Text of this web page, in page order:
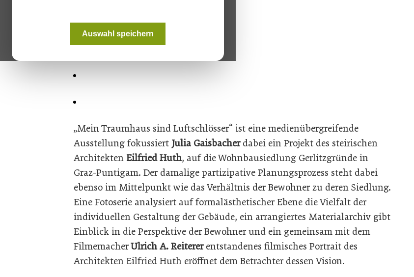
Auswahl speichern
„Mein Traumhaus sind Luftschlösser“ ist eine medienübergreifende
Ausstellung fokussiert Julia Gaisbacherdabei ein Projekt des steirischen
Architekten Eilfried Huth, auf die Wohnbausiedlung Gerlitzgründe in
Graz-Puntigam. Der damalige partizipative Planungsprozess steht dabei
ebenso im Mittelpunkt wie das Verhältnis der Bewohner zu deren Siedlung.
Eine Fotoserie analysiert auf formalästhetischer Ebene die Vielfalt der
individuellen Gestaltung der Gebäude, ein arrangiertes Materialarchiv gibt
Einblick in die Perspektive der Bewohner und ein gemeinsam mit dem
FilmemacherUlrich A. Reitererentstandenes filmisches Portrait des
Architekten Eilfried Huth eröffnet dem Betrachter dessen Vision.